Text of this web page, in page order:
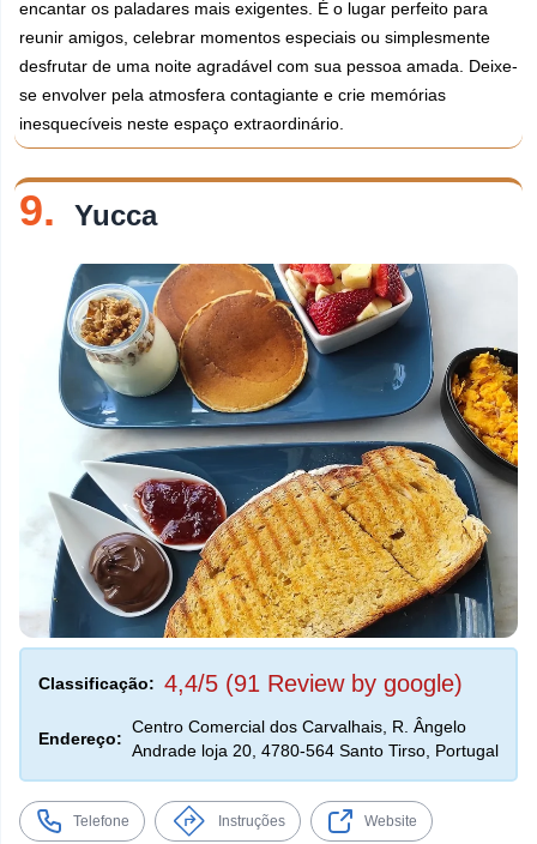
encantar os paladares mais exigentes. É o lugar perfeito para
reunir amigos, celebrar momentos especiais ou simplesmente
desfrutar de uma noite agradável com sua pessoa amada. Deixe-
se envolver pela atmosfera contagiante e crie memórias
inesquecíveis neste espaço extraordinário.
9. Yucca
Classificação: 4,4/5 (91 Review by google)
Endereço:
Centro Comercial dos Carvalhais, R. Ângelo
Andrade loja 20, 4780-564 Santo Tirso, Portugal
Telefone Instruções Website